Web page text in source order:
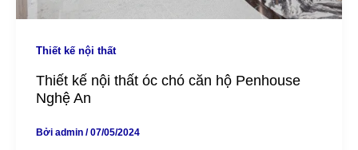
Thiết kế nội thất
Thiết kế nội thất óc chó căn hộ Penhouse
Nghệ An
Bởi admin /07/05/2024